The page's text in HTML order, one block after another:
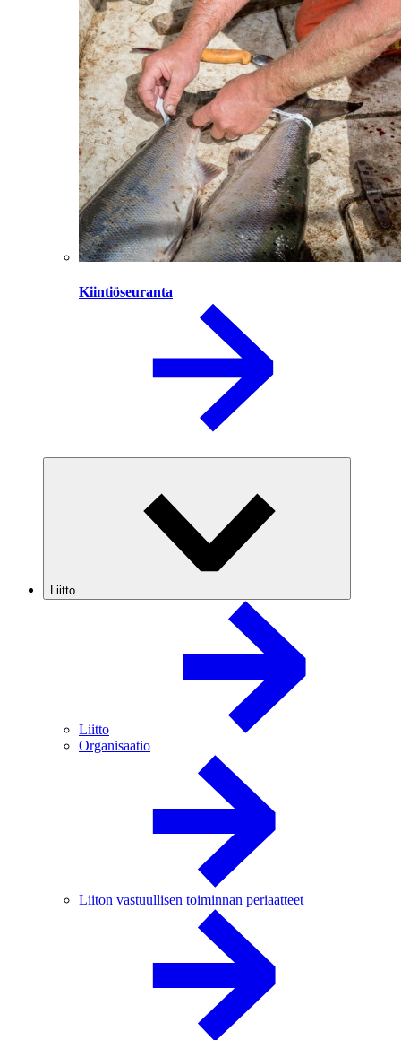
Kiintiöseuranta
Liitto
Liitto
Organisaatio
Liiton vastuullisen toiminnan periaatteet